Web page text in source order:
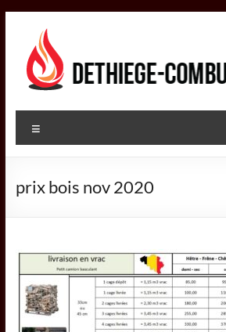
contenu
DETHIEGE
COMBUSTIBLES
dans
des
combustibles
prix bois nov 2020